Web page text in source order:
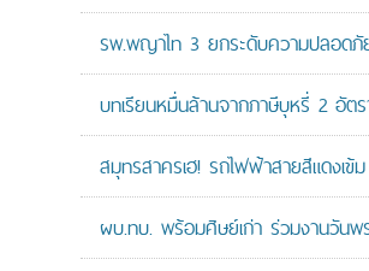
รพ.พญาไท 3 ยกระดับความปลอดภั
บทเรียนหมื่นล้านจากภาษีบุหรี่ 2 อัต
สมุทรสาครเฮ! รถไฟฟ้าสายสีแดงเ
ผบ.ทบ. พร้อมศิษย์เก่า ร่วมงานวัน